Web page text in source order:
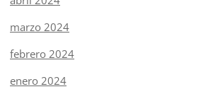
marzo 2024
febrero 2024
enero 2024